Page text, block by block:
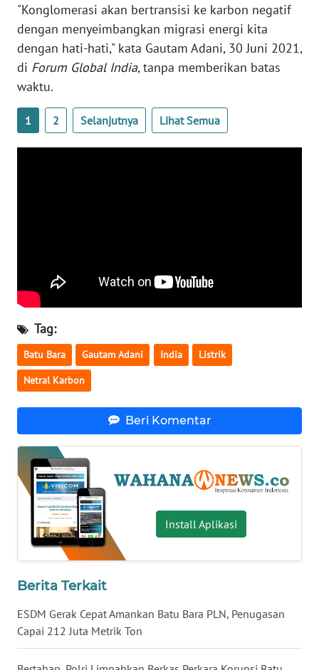
"Konglomerasi akan bertransisi ke karbon negatif
dengan menyeimbangkan migrasi energi kita
dengan hati-hati," kata Gautam Adani, 30 Juni 2021,
di Forum Global India, tanpa memberikan batas
waktu.
1 2 Selanjutnya Lihat Semua
Tag:
Batu Bara Gautam Adani India Listrik
Netral Karbon
Beri Komentar
Install Aplikasi
Berita Terkait
ESDM Gerak Cepat Amankan Batu Bara PLN, Penugasan
Capai 212 Juta Metrik Ton
RIAU
WN
SERAMBI
WN
JAMBI
SULTENG
SULBAR
WN
BABEL
WN
SUMSEL
WN
BENGKULU
WN
WN
JATENG